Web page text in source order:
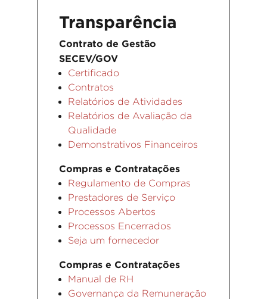
Transparência
Contrato de Gestão
SECEV/GOV
Certificado
Contratos
Relatórios de Atividades
Relatórios de Avaliação da
Qualidade
Demonstrativos Financeiros
Compras e Contratações
Regulamento de Compras
Prestadores de Serviço
Processos Abertos
Processos Encerrados
Seja um fornecedor
Compras e Contratações
Manual de RH
Governança da Remuneração